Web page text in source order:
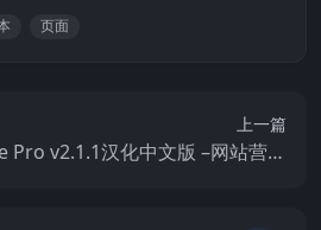
页面
上一篇
Pro v2.1.1汉化中文版 –网站营销